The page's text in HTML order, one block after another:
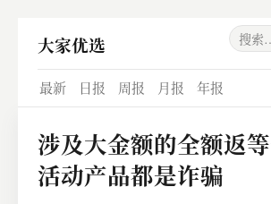
大家优选
最新 日报 周报 月报 年报
涉及大金额的全额返
活动产品都是诈骗